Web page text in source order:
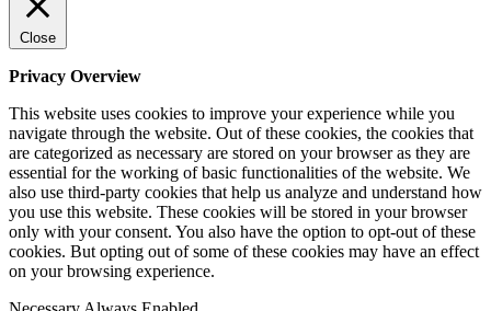
Close
Privacy Overview
This website uses cookies to improve your experience while you
navigate through the website. Out of these cookies, the cookies that
are categorized as necessary are stored on your browser as they are
essential for the working of basic functionalities of the website. We
also use third-party cookies that help us analyze and understand how
you use this website. These cookies will be stored in your browser
only with your consent. You also have the option to opt-out of these
cookies. But opting out of some of these cookies may have an effect
on your browsing experience.